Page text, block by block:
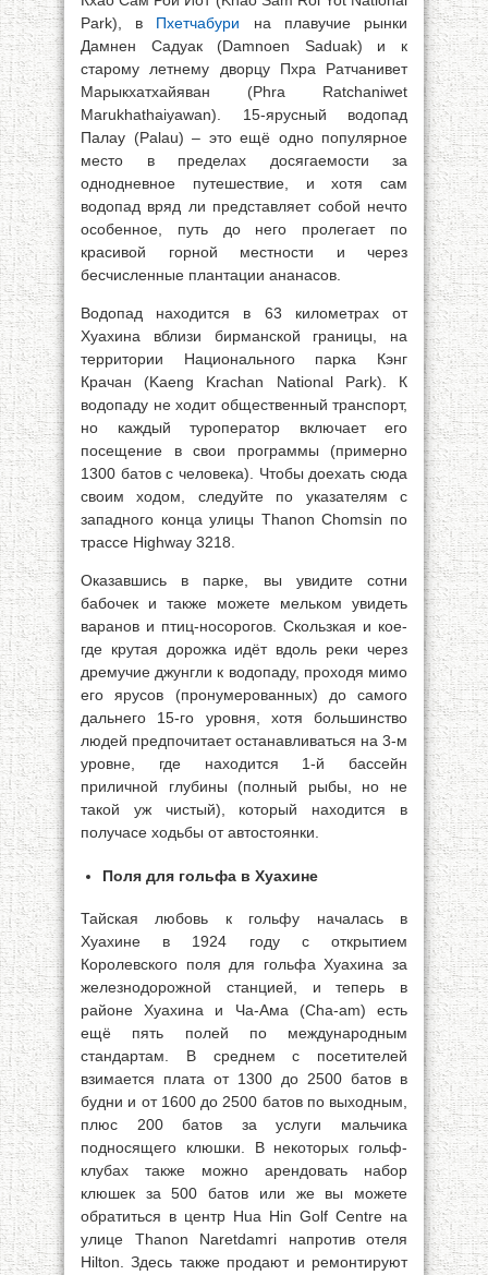
Park), в Пхетчабури на плавучие рынки
Дамнен Садуак (Damnoen Saduak) и к
старому летнему дворцу Пхра Ратчанивет
Марыкхатхайяван (Phra Ratchaniwet
Marukhathaiyawan). 15-ярусный водопад
Палау (Palau) – это ещё одно популярное
место в пределах досягаемости за
однодневное путешествие, и хотя сам
водопад вряд ли представляет собой нечто
особенное, путь до него пролегает по
красивой горной местности и через
бесчисленные плантации ананасов.
Водопад находится в 63 километрах от
Хуахина вблизи бирманской границы, на
территории Национального парка Кэнг
Крачан (Kaeng Krachan National Park). К
водопаду не ходит общественный транспорт,
но каждый туроператор включает его
посещение в свои программы (примерно
1300 батов с человека). Чтобы доехать сюда
своим ходом, следуйте по указателям с
западного конца улицы Thanon Chomsin по
трассе Highway 3218.
Оказавшись в парке, вы увидите сотни
бабочек и также можете мельком увидеть
варанов и птиц-носорогов. Скользкая и кое-
где крутая дорожка идёт вдоль реки через
дремучие джунгли к водопаду, проходя мимо
его ярусов (пронумерованных) до самого
дальнего 15-го уровня, хотя большинство
людей предпочитает останавливаться на 3-м
уровне, где находится 1-й бассейн
приличной глубины (полный рыбы, но не
такой уж чистый), который находится в
получасе ходьбы от автостоянки.
Поля для гольфа в Хуахине
Тайская любовь к гольфу началась в
Хуахине в 1924 году с открытием
Королевского поля для гольфа Хуахина за
железнодорожной станцией, и теперь в
районе Хуахина и Ча-Ама (Cha-am) есть
ещё пять полей по международным
стандартам. В среднем с посетителей
взимается плата от 1300 до 2500 батов в
будни и от 1600 до 2500 батов по выходным,
плюс 200 батов за услуги мальчика
подносящего клюшки. В некоторых гольф-
клубах также можно арендовать набор
клюшек за 500 батов или же вы можете
обратиться в центр Hua Hin Golf Centre на
улице Thanon Naretdamri напротив отеля
Hilton. Здесь также продают и ремонтируют